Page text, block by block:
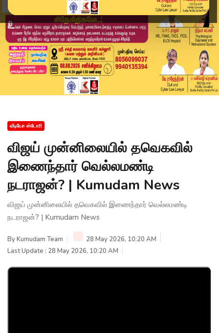
வீடியோ ஸ்டோரி
விஜய் முன்னிலையில் தவெகவில்
இணைந்தார் வெல்லமண்டி
நடராஜன்? | Kumudam News
விஜய் முன்னிலையில் தவெகவில் இணைந்தார் வெல்லமண்டி
நடராஜன்? | Kumudam News
ByKumudam Team
28 May 2026, 10:20 AM
Last Update : 28 May 2026, 10:20 AM